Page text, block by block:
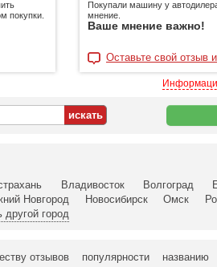
покупки.
Покупали машину у
мнение.
Ваше мнение важно!
Оставьте свой отзыв
Владивосток Волгоград
Новгород
Новосибирск Омск
другой город
отзывов популярности названию